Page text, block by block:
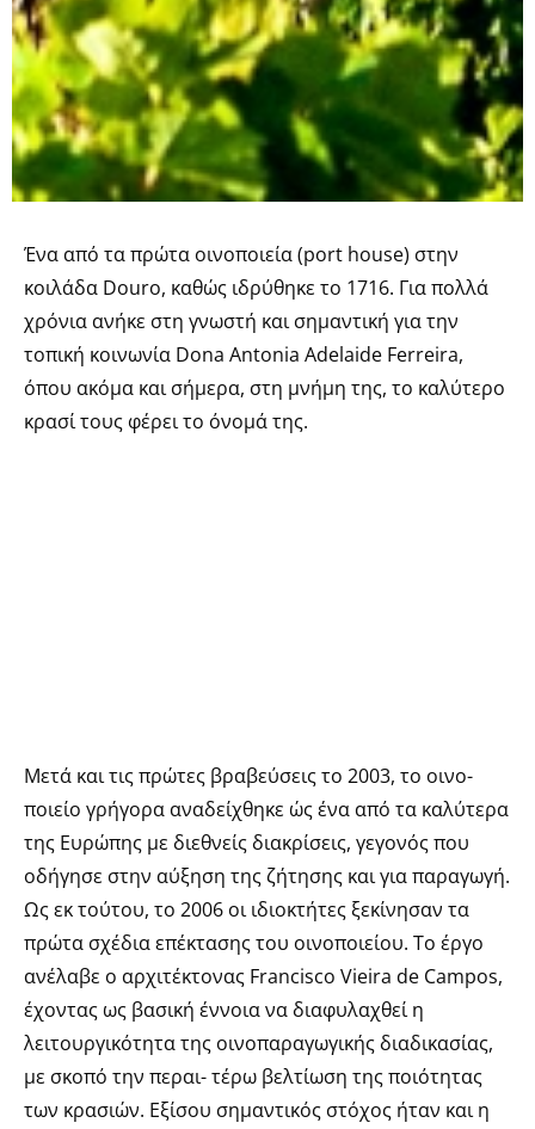
Ένα από τα πρώτα οινοποιεία (port house) στην
κοιλάδα Douro, καθώς ιδρύθηκε το 1716. Για πολλά
χρόνια ανήκε στη γνωστή και σημαντική για την
τοπική κοινωνία Dona Antonia Adelaide Ferreira,
όπου ακόμα και σήμερα, στη μνήμη της, το καλύτερο
κρασί τους φέρει το όνομά της.
Μετά και τις πρώτες βραβεύσεις το 2003, το οινο-
ποιείο γρήγορα αναδείχθηκε ώς ένα από τα καλύτερα
της Ευρώπης με διεθνείς διακρίσεις, γεγονός που
οδήγησε στην αύξηση της ζήτησης και για παραγωγή.
Ως εκ τούτου, το 2006 οι ιδιοκτήτες ξεκίνησαν τα
πρώτα σχέδια επέκτασης του οινοποιείου. Το έργο
ανέλαβε ο αρχιτέκτονας Francisco Vieira de Campos,
έχοντας ως βασική έννοια να διαφυλαχθεί η
λειτουργικότητα της οινοπαραγωγικής διαδικασίας,
με σκοπό την περαι- τέρω βελτίωση της ποιότητας
των κρασιών. Εξίσου σημαντικός στόχος ήταν και η